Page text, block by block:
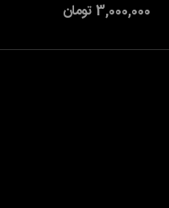
3,000,000 تومان